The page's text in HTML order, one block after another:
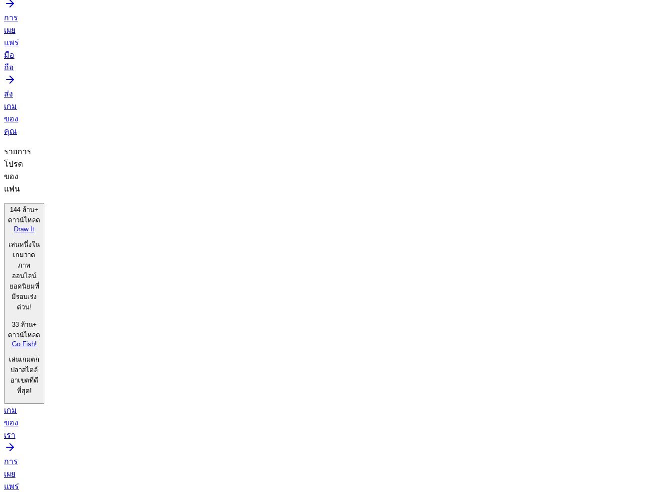
การ
เผย
แพร่
มือ
ถือ
ส่ง
เกม
ของ
คุณ
รายการ
โปรด
ของ
แฟน
144 ล้าน+
ดาวน์โหลด
Draw It
เล่นหนึ่งใน
เกมวาด
ภาพ
ออนไลน์
ยอดนิยมที่
มีรอบเร่ง
ด่วน!
33 ล้าน+
ดาวน์โหลด
Go Fish!
เล่นเกมตก
ปลาสไตล์
อาเขตที่ดี
ที่สุด!
เกม
ของ
เรา
การ
เผย
แพร่